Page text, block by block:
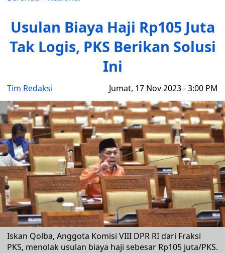
Usulan Biaya Haji Rp105 Juta
Tak Logis, PKS Berikan Solusi
Ini
Tim Redaksi Jumat, 17 Nov 2023 - 3:00 PM
Iskan Qolba, Anggota Komisi VIII DPR RI dari Fraksi
PKS, menolak usulan biaya haji sebesar Rp105 juta/PKS.